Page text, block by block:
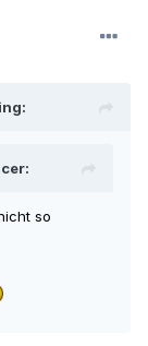
so